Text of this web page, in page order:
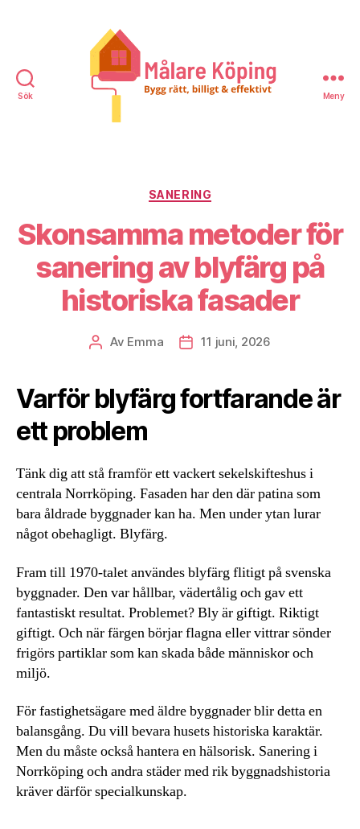
Sök Meny
Kategorier
SANERING
Skonsamma metoder för
sanering av blyfärg på
historiska fasader
Inläggsförfattare
Av Emma Inläggsdatum
11 juni, 2026
Varför blyfärg fortfarande är
ett problem
Tänk dig att stå framför ett vackert sekelskifteshus i
centrala Norrköping. Fasaden har den där patina som
bara åldrade byggnader kan ha. Men under ytan lurar
något obehagligt. Blyfärg.
Fram till 1970-talet användes blyfärg flitigt på svenska
byggnader. Den var hållbar, vädertålig och gav ett
fantastiskt resultat. Problemet? Bly är giftigt. Riktigt
giftigt. Och när färgen börjar flagna eller vittrar sönder
frigörs partiklar som kan skada både människor och
miljö.
För fastighetsägare med äldre byggnader blir detta en
balansgång. Du vill bevara husets historiska karaktär.
Men du måste också hantera en hälsorisk. Sanering i
Norrköping och andra städer med rik byggnadshistoria
kräver därför specialkunskap.